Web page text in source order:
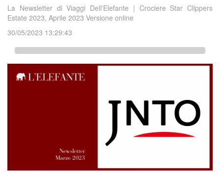
La Newsletter di Viaggi Dell'Elefante | Crociere Star Clippers
Estate 2023, Aprile 2023 Versione online
30/05/2023 13:29:43